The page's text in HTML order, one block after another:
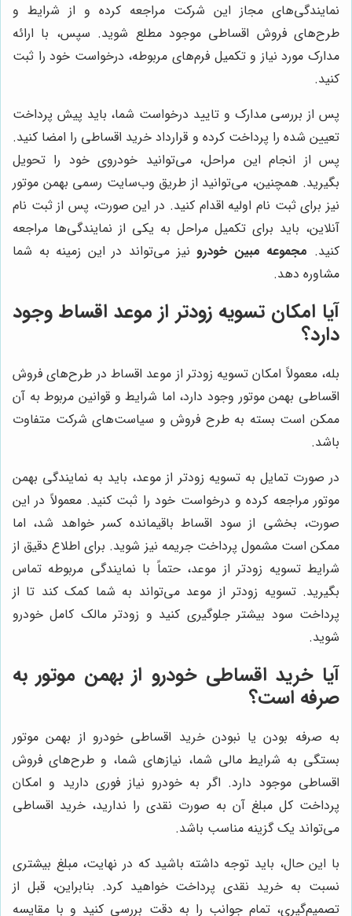
نمایندگی‌های مجاز این شرکت مراجعه کرده و از شرایط و
طرح‌های فروش اقساطی موجود مطلع شوید. سپس، با ارائه
مدارک مورد نیاز و تکمیل فرم‌های مربوطه، درخواست خود را ثبت
کنید.
پس از بررسی مدارک و تایید درخواست شما، باید پیش پرداخت
تعیین شده را پرداخت کرده و قرارداد خرید اقساطی را امضا کنید.
پس از انجام این مراحل، می‌توانید خودروی خود را تحویل
بگیرید. همچنین، می‌توانید از طریق وب‌سایت رسمی بهمن موتور
نیز برای ثبت نام اولیه اقدام کنید. در این صورت، پس از ثبت نام
آنلاین، باید برای تکمیل مراحل به یکی از نمایندگی‌ها مراجعه
کنید. مجموعه مبین خودرونیز می‌تواند در این زمینه به شما
مشاوره دهد.
آیا امکان تسویه زودتر از موعد اقساط وجود
دارد؟
بله، معمولاً امکان تسویه زودتر از موعد اقساط در طرح‌های فروش
اقساطی بهمن موتور وجود دارد، اما شرایط و قوانین مربوط به آن
ممکن است بسته به طرح فروش و سیاست‌های شرکت متفاوت
باشد.
در صورت تمایل به تسویه زودتر از موعد، باید به نمایندگی بهمن
موتور مراجعه کرده و درخواست خود را ثبت کنید. معمولاً در این
صورت، بخشی از سود اقساط باقیمانده کسر خواهد شد، اما
ممکن است مشمول پرداخت جریمه نیز شوید. برای اطلاع دقیق از
شرایط تسویه زودتر از موعد، حتماً با نمایندگی مربوطه تماس
بگیرید. تسویه زودتر از موعد می‌تواند به شما کمک کند تا از
پرداخت سود بیشتر جلوگیری کنید و زودتر مالک کامل خودرو
شوید.
آیا خرید اقساطی خودرو از بهمن موتور به
صرفه است؟
به صرفه بودن یا نبودن خرید اقساطی خودرو از بهمن موتور
بستگی به شرایط مالی شما، نیازهای شما، و طرح‌های فروش
اقساطی موجود دارد. اگر به خودرو نیاز فوری دارید و امکان
پرداخت کل مبلغ آن به صورت نقدی را ندارید، خرید اقساطی
می‌تواند یک گزینه مناسب باشد.
با این حال، باید توجه داشته باشید که در نهایت، مبلغ بیشتری
نسبت به خرید نقدی پرداخت خواهید کرد. بنابراین، قبل از
تصمیم‌گیری، تمام جوانب را به دقت بررسی کنید و با مقایسه